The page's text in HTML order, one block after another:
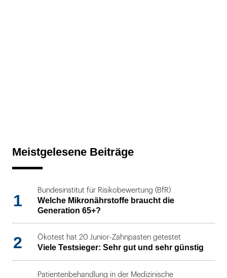
Meistgelesene Beiträge
1
Bundesinstitut für Risikobewertung (BfR)
Welche Mikronährstoffe braucht die
Generation 65+?
2 Ökotest hat 20 Junior-Zahnpasten getestet
Viele Testsieger: Sehr gut und sehr günstig
Patientenbehandlung in der Medizinische